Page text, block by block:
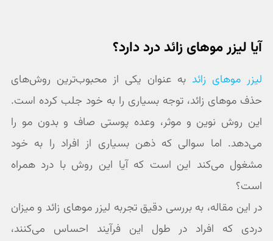
آیا لیزر موهای زائد درد دارد؟
لیزر موهای زائد به عنوان یکی از محبوب‌ترین روش‌های
حذف موهای زائد، توجه بسیاری را به خود جلب کرده است.
این روش نوین و موثر، وعده پوستی صاف و بدون مو را
می‌دهد. اما سوالی که ذهن بسیاری از افراد را به خود
مشغول می‌کند این است که آیا این روش با درد همراه
است؟
در این مقاله، به بررسی دقیق تجربه لیزر موهای زائد و میزان
دردی که افراد در طول این فرآیند احساس می‌کنند،